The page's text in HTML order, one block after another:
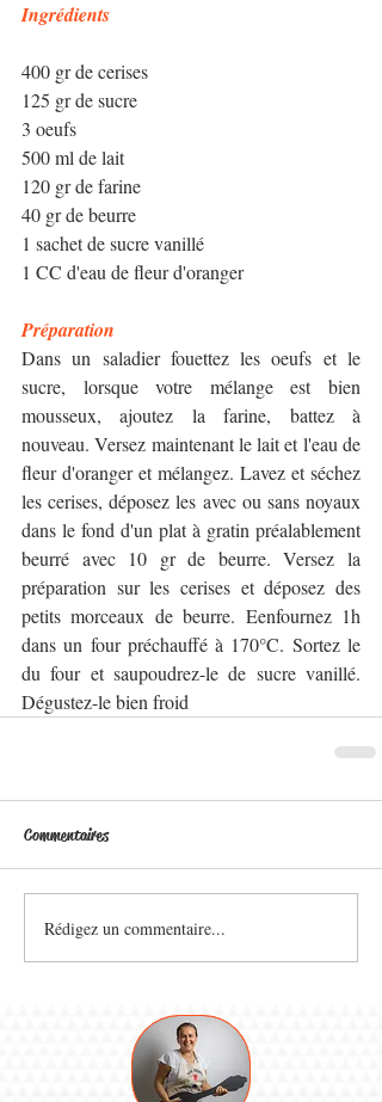
Ingrédients
400 gr de cerises
125 gr de sucre
3 oeufs
500 ml de lait
120 gr de farine
40 gr de beurre
1 sachet de sucre vanillé
1 CC d'eau de fleur d'oranger
Préparation
Dans un saladier fouettez les oeufs et le
sucre, lorsque votre mélange est bien
mousseux, ajoutez la farine, battez à
nouveau. Versez maintenant le lait et l'eau de
fleur d'oranger et mélangez. Lavez et séchez
les cerises, déposez les avec ou sans noyaux
dans le fond d'un plat à gratin préalablement
beurré avec 10 gr de beurre. Versez la
préparation sur les cerises et déposez des
petits morceaux de beurre. Eenfournez 1h
dans un four préchauffé à 170°C. Sortez le
du four et saupoudrez-le de sucre vanillé.
Dégustez-le bien froid
Commentaires
Rédigez un commentaire...